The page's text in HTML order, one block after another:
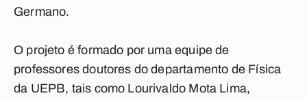
Germano.
O projeto é formado por uma equipe de
professores doutores do departamento de Física
da UEPB, tais como Lourivaldo Mota Lima,